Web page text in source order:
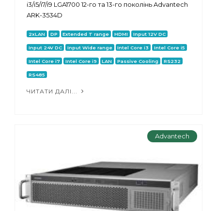
i3/i5/i7/i9 LGA1700 12-го та 13-го поколінь Advantech
ARK-3534D
2xLAN DP Extended T range HDMI Input 12V DC
Input 24V DC Input Wide range Intel Core i3 Intel Core i5
Intel Core i7 Intel Core i9 LAN Passive Cooling RS232
RS485
ЧИТАТИ ДАЛІ...
Advantech